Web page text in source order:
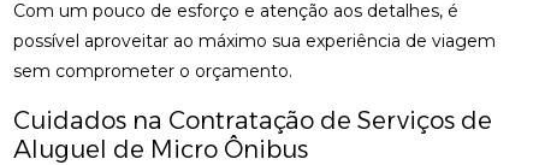
Com um pouco de esforço e atenção aos detalhes, é
possível aproveitar ao máximo sua experiência de viagem
sem comprometer o orçamento.
Cuidados na Contratação de Serviços de
Aluguel de Micro Ônibus